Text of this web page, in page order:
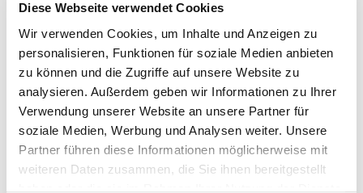
Diese Webseite verwendet Cookies
Wir verwenden Cookies, um Inhalte und Anzeigen zu
personalisieren, Funktionen für soziale Medien anbieten
zu können und die Zugriffe auf unsere Website zu
analysieren. Außerdem geben wir Informationen zu Ihrer
Verwendung unserer Website an unsere Partner für
soziale Medien, Werbung und Analysen weiter. Unsere
Partner führen diese Informationen möglicherweise mit
weiteren Daten zusammen, die Sie ihnen bereitgestellt
Drywall screw with
fine thread
Drywall screw with
coarse thread